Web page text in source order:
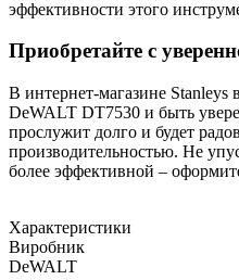
эффективности этого
Приобретайте с
В интернет-магазине
DeWALT DT7530 и быть
прослужит долго и будет
производительностью. Не
более эффективной –
Характеристики
Виробник
DeWALT